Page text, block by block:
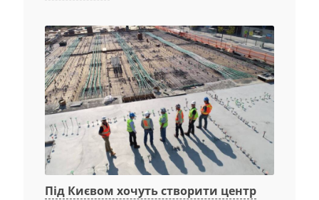
Під Києвом хочуть створити центр